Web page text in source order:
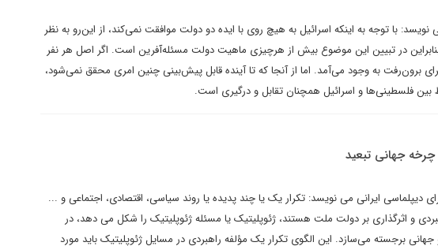
با توجه به اینکه اسرائیل به هیچ روی با ایده دو دولت موافقت نمی‌کند، از این‌رو به نظر
در تبیین این موضوع بیش از هرچیزی ماهیت دولت مسئله‌آفرین است. اگر اصل هر نفر
برون‌رفت به وجود می‌آمد. اما از آنجا که تا آینده قابل پیش‌بینی چنین امری محقق نمی‌شود،
فلسطینی‌ها و اسرائیل همچنان تقابل و درگیری است.
جهانی تبعید
دیپلماسی ایرانی می نویسد: تکرار یک یا چند پدیده یا روند سیاسی، اقتصادی، اجتماعی و ...
و اثرگذاری بر دولت ملت هستند، ژئوپلیتیک یا مسئله ژئوپلیتیک را شکل می دهد، در
برجسته می‌سازد. این الگوی تکرار یک مؤلفه راهبردی در مسایل ژئوپلیتیک باید مورد